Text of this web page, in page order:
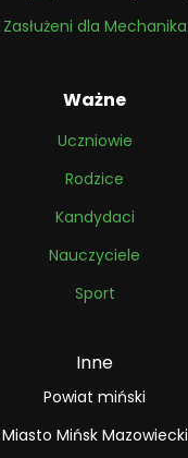
Zasłużeni dla Mechanika
Ważne
Uczniowie
Rodzice
Kandydaci
Nauczyciele
Sport
Inne
Powiat miński
Miasto Mińsk Mazowiecki